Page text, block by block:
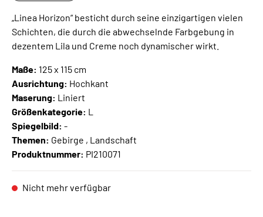
„Linea Horizon“ besticht durch seine einzigartigen vielen
Schichten, die durch die abwechselnde Farbgebung in
dezentem Lila und Creme noch dynamischer wirkt.
Maße: 125 x 115 cm
Ausrichtung: Hochkant
Maserung: Liniert
Größenkategorie: L
Spiegelbild: -
Themen: Gebirge , Landschaft
Produktnummer: PI210071
Nicht mehr verfügbar